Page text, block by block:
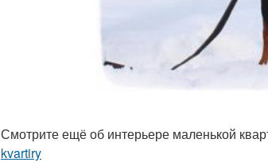
Смотрите ещё об интерьере маленькой
kvartiry